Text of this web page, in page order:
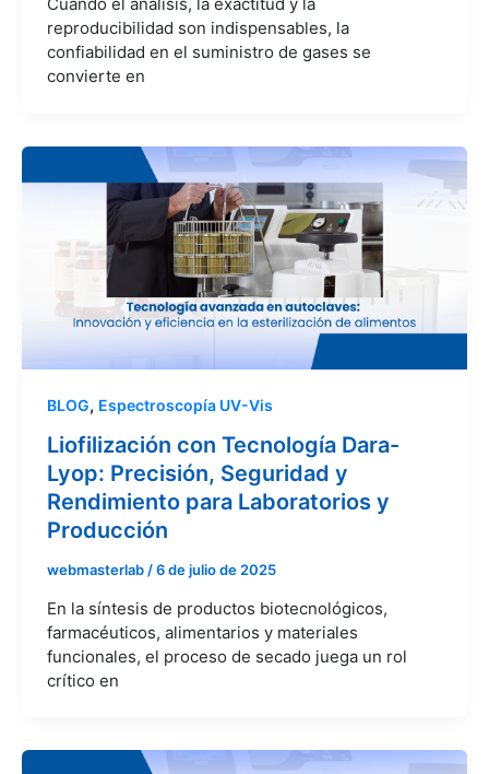
reproducibilidad son indispensables, la
confiabilidad en el suministro de gases se
convierte en
BLOG, Espectroscopía UV-Vis
Liofilización con Tecnología Dara-
Lyop: Precisión, Seguridad y
Rendimiento para Laboratorios y
Producción
webmasterlab /6 de julio de 2025
En la síntesis de productos biotecnológicos,
farmacéuticos, alimentarios y materiales
funcionales, el proceso de secado juega un rol
crítico en